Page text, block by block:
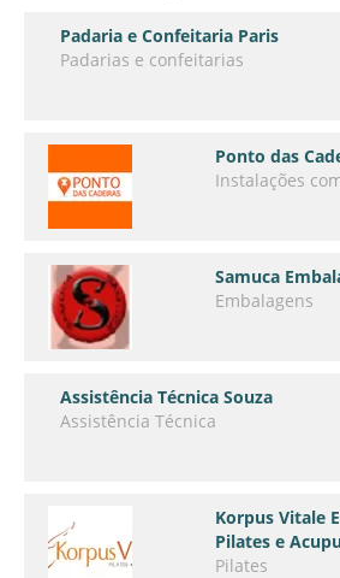
Padaria e Confeitaria Paris
Padarias e confeitarias
Ponto das
Instalações
Samuca
Embalagens
Assistência Técnica Souza
Assistência Técnica
Korpus Vitale
Pilates e
Pilates